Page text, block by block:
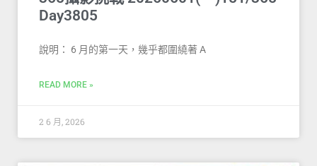
Day3805
說明： 6 月的第一天，幾乎都圍繞著 A
READ MORE »
2 6 月, 2026